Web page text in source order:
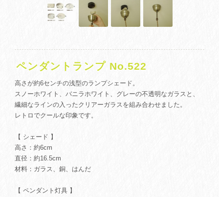
ペンダントランプ No.522
高さが約6センチの浅型のランプシェード。
スノーホワイト、バニラホワイト、グレーの不透明なガラスと、
繊細なラインの入ったクリアーガラスを組み合わせました。
レトロでクールな印象です。
【 シェード 】
高さ：約6cm
直径：約16.5cm
材料：ガラス、銅、はんだ
【 ペンダント灯具 】